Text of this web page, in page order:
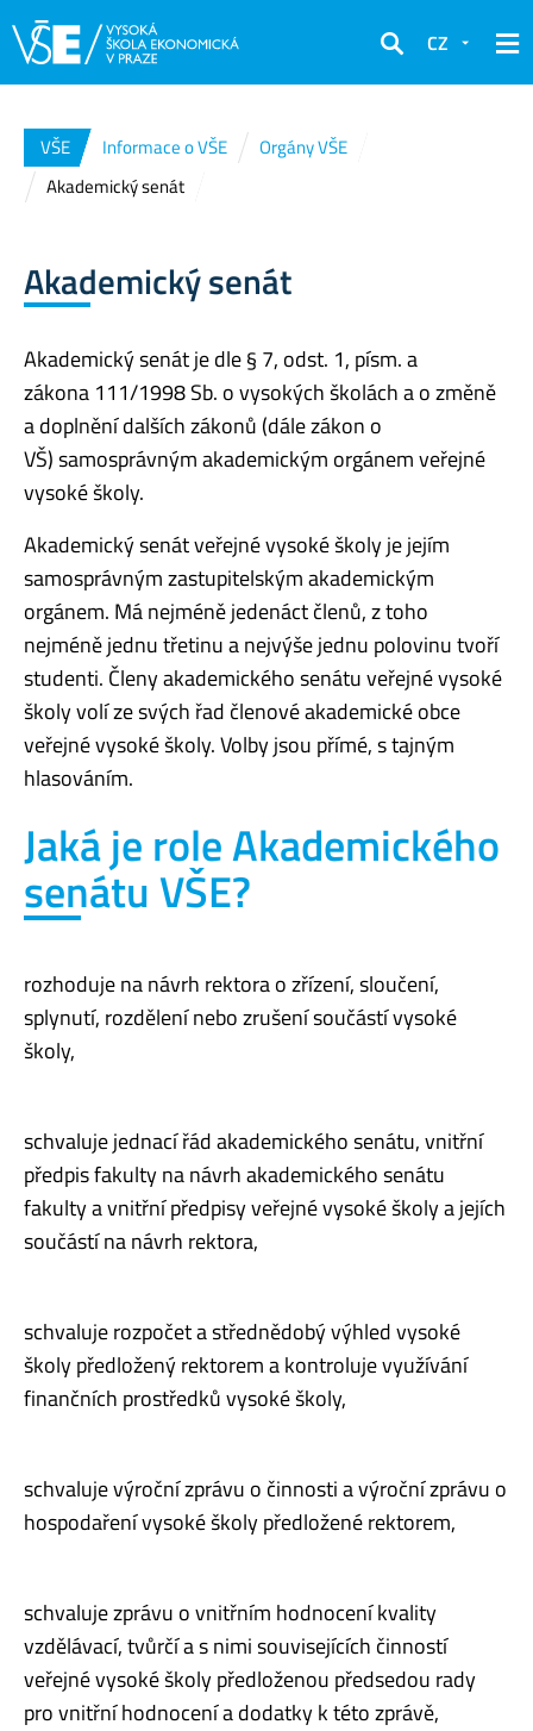
Hledat
CZ
VŠE Informace o VŠE
Orgány VŠE
Akademický senát
Akademický senát
Akademický senát je dle § 7, odst. 1, písm. a
zákona 111/1998 Sb. o vysokých školách a o změně
a doplnění dalších zákonů (dále zákon o
VŠ)samosprávným akademickým orgánem veřejné
vysoké školy.
Akademický senát veřejné vysoké školy je jejím
samosprávným zastupitelským akademickým
orgánem. Má nejméně jedenáct členů, z toho
nejméně jednu třetinu a nejvýše jednu polovinu tvoří
studenti. Členy akademického senátu veřejné vysoké
školy volí ze svých řad členové akademické obce
veřejné vysoké školy. Volby jsou přímé, s tajným
hlasováním.
Jaká je role Akademického
senátu VŠE?
rozhoduje na návrh rektora o zřízení, sloučení,
splynutí, rozdělení nebo zrušení součástí vysoké
školy,
schvaluje jednací řád akademického senátu, vnitřní
předpis fakulty na návrh akademického senátu
fakulty a vnitřní předpisy veřejné vysoké školy a jejích
součástí na návrh rektora,
schvaluje rozpočet a střednědobý výhled vysoké
školy předložený rektorem a kontroluje využívání
finančních prostředků vysoké školy,
schvaluje výroční zprávu o činnosti a výroční zprávu o
hospodaření vysoké školy předložené rektorem,
schvaluje zprávu o vnitřním hodnocení kvality
vzdělávací, tvůrčí a s nimi souvisejících činností
veřejné vysoké školy předloženou předsedou rady
pro vnitřní hodnocení a dodatky k této zprávě,